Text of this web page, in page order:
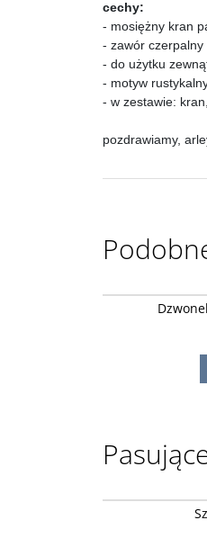
cechy:
- mosiężny kran
- zawór czerpalny
- do użytku
- motyw
- w zestawie:
pozdrawiamy,